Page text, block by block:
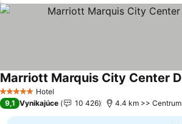
5 Počet hviezdičiek
Hotel
Marriott Marquis City Center
9,1 Vynikajúce 10 426 4.4 km >>